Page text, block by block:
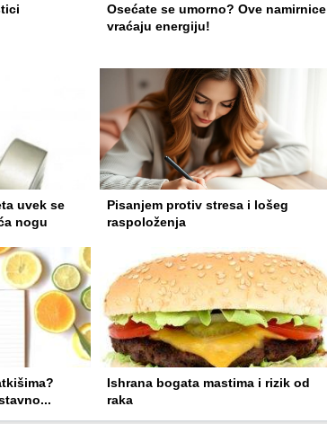
Osećate se umorno? Ove namirnice
vraćaju energiju!
uvek se
nogu
Pisanjem protiv stresa i lošeg
raspoloženja
Ishrana bogata mastima i rizik od
raka